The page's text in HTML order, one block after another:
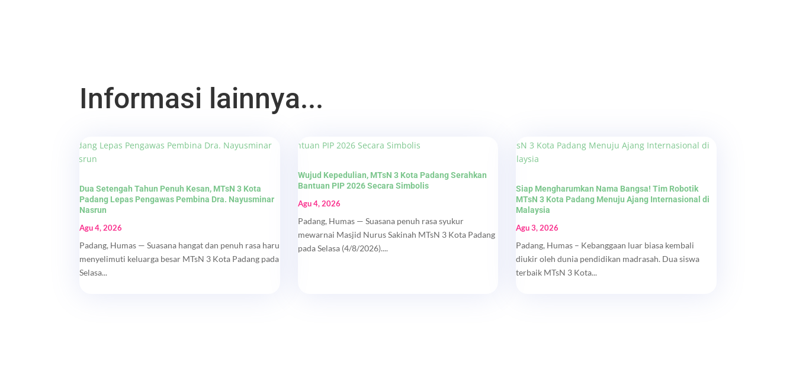
Informasi lainnya...
Dua Setengah Tahun Penuh Kesan, MTsN 3 Kota
Padang Lepas Pengawas Pembina Dra. Nayusminar
Nasrun
Agu 4, 2026
Padang, Humas — Suasana hangat dan penuh rasa haru
menyelimuti keluarga besar MTsN 3 Kota Padang pada
Selasa...
Wujud Kepedulian, MTsN 3 Kota Padang Serahkan
Bantuan PIP 2026 Secara Simbolis
Agu 4, 2026
Padang, Humas — Suasana penuh rasa syukur
mewarnai Masjid Nurus Sakinah MTsN 3 Kota Padang
pada Selasa (4/8/2026)....
Siap Mengharumkan Nama Bangsa! Tim Robotik
MTsN 3 Kota Padang Menuju Ajang Internasional di
Malaysia
Agu 3, 2026
Padang, Humas – Kebanggaan luar biasa kembali
diukir oleh dunia pendidikan madrasah. Dua siswa
terbaik MTsN 3 Kota...